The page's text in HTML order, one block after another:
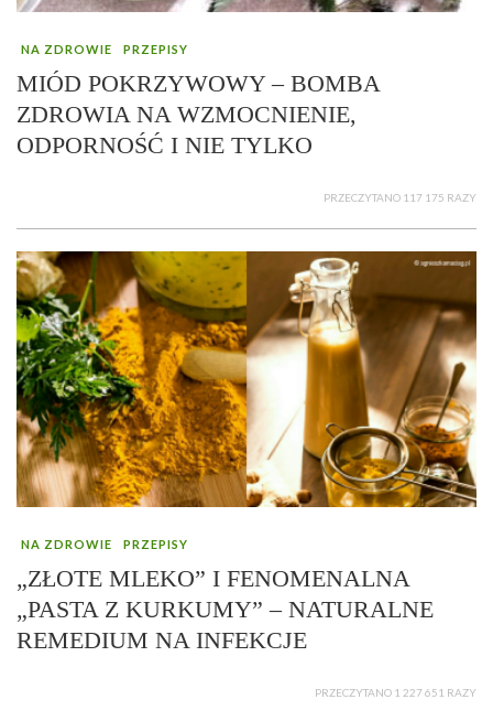
NA ZDROWIE PRZEPISY
MIÓD POKRZYWOWY – BOMBA
ZDROWIA NA WZMOCNIENIE,
ODPORNOŚĆ I NIE TYLKO
PRZECZYTANO 117 175 RAZY
NA ZDROWIE PRZEPISY
„ZŁOTE MLEKO” I FENOMENALNA
„PASTA Z KURKUMY” – NATURALNE
REMEDIUM NA INFEKCJE
PRZECZYTANO 1 227 651 RAZY